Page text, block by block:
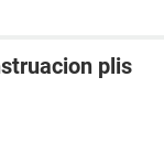
plis